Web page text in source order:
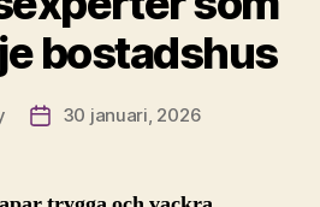
bostadshus
Inläggsdatum
30 januari, 2026